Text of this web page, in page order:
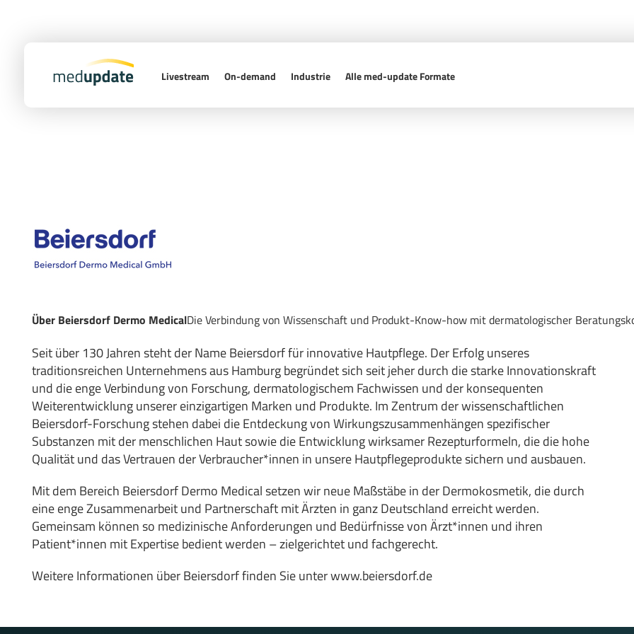
Livestream On-demand Industrie Alle med-update Formate
Über Beiersdorf Dermo MedicalDie Verbindung von Wissenschaft und Produkt-Know-how mit dermatologischer
Seit über 130 Jahren steht der Name Beiersdorf für innovative Hautpflege. Der Erfolg unseres
traditionsreichen Unternehmens aus Hamburg begründet sich seit jeher durch die starke Innovationskraft
und die enge Verbindung von Forschung, dermatologischem Fachwissen und der konsequenten
Weiterentwicklung unserer einzigartigen Marken und Produkte. Im Zentrum der wissenschaftlichen
Beiersdorf-Forschung stehen dabei die Entdeckung von Wirkungszusammenhängen spezifischer
Substanzen mit der menschlichen Haut sowie die Entwicklung wirksamer Rezepturformeln, die die hohe
Qualität und das Vertrauen der Verbraucher*innen in unsere Hautpflegeprodukte sichern und ausbauen.
Mit dem Bereich Beiersdorf Dermo Medical setzen wir neue Maßstäbe in der Dermokosmetik, die durch
eine enge Zusammenarbeit und Partnerschaft mit Ärzten in ganz Deutschland erreicht werden.
Gemeinsam können so medizinische Anforderungen und Bedürfnisse von Ärzt*innen und ihren
Patient*innen mit Expertise bedient werden – zielgerichtet und fachgerecht.
Weitere Informationen über Beiersdorf finden Sie unterwww.beiersdorf.de